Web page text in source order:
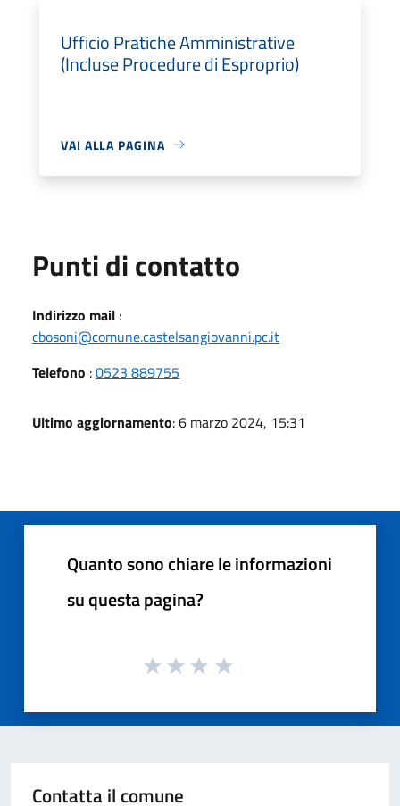
Ufficio Pratiche Amministrative
(Incluse Procedure di Esproprio)
VAI ALLA PAGINA
Punti di contatto
Indirizzo mail :
cbosoni@comune.castelsangiovanni.pc.it
Telefono :0523 889755
Ultimo aggiornamento: 6 marzo 2024, 15:31
Quanto sono chiare le informazioni
su questa pagina?
Contatta il comune